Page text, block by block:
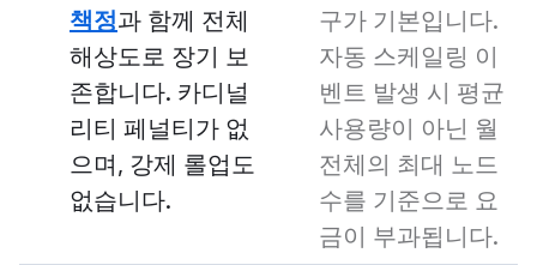
책정과 함께 전체
해상도로 장기 보
존합니다. 카디널
리티 페널티가 없
으며, 강제 롤업도
없습니다.
구가 기본입니다.
자동 스케일링 이
벤트 발생 시 평균
사용량이 아닌 월
전체의 최대 노드
수를 기준으로 요
금이 부과됩니다.